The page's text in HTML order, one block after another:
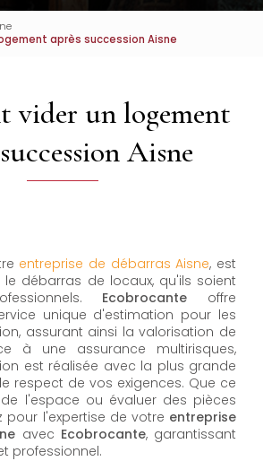
après succession Aisne
vider un logement
Aisne
entreprise de débarras Aisne, est
débarras de locaux, qu'ils soient
Ecobrocante offre
unique d'estimation pour les
assurant ainsi la valorisation de
à une assurance multirisques,
est réalisée avec la plus grande
respect de vos exigences. Que ce
l'espace ou évaluer des pièces
pour l'expertise de votre entreprise
avec Ecobrocante, garantissant
professionnel.